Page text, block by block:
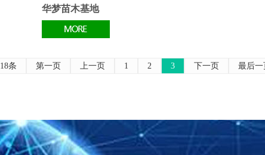
华梦苗木基地
18条 第一页 上一页 1 2 3 下一页 最后一